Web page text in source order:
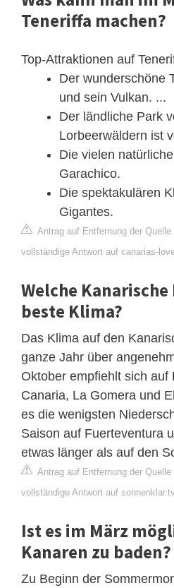
Teneriffa machen?
Top-Attraktionen auf
Der wunderschöne
und sein Vulkan. ...
Der ländliche Park
Lorbeerwäldern ist
Die vielen
Garachico.
Die spektakulären
Gigantes.
Antrag auf Entfernung der Quelle
vollständige Antwort auf canarias-
Welche
beste Klima?
Das Klima auf den
ganze Jahr über
Oktober empfiehlt sich auf
Canaria, La Gomera und
es die wenigsten
Saison auf Fuerteventura
etwas länger als auf den
Antrag auf Entfernung der Quelle
vollständige Antwort auf
Ist es im März
Kanaren zu baden?
Zu Beginn der